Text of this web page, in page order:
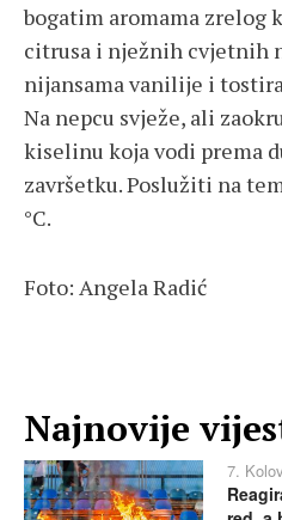
bogatim aromama zrelog
citrusa i nježnih cvjetnih
nijansama vanilije i
Na nepcu svježe, ali
kiselinu koja vodi prema
završetku. Poslužiti na
°C.
Foto: Angela Radić
Najnovije
7.